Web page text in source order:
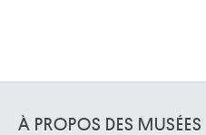
À PROPOS DES MUSÉES